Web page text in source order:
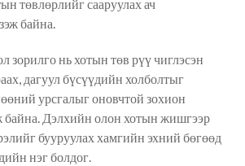
төвлөрлийг сааруулах ач
байна.
зорилго нь хотын төв рүү чиглэсэн
дагуул бүсүүдийн холболтыг
урсгалыг оновчтой зохион
байна. Дэлхийн олон хотын жишгээр
бууруулах хамгийн эхний бөгөөд
нэг болдог.